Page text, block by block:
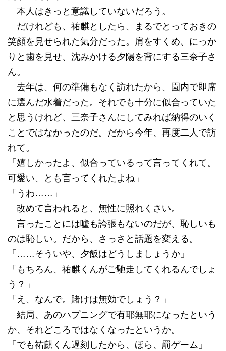
本人はきっと意識していないだろう。
だけれども、祐麒としたら、まるでとっておきの
笑顔を見せられた気分だった。肩をすくめ、にっか
りと歯を見せ、沈みかける夕陽を背にする三奈子さ
ん。
去年は、何の準備もなく訪れたから、園内で即席
に選んだ水着だった。それでも十分に似合っていた
と思うけれど、三奈子さんにしてみれば納得のいく
ことではなかったのだ。だから今年、再度二人で訪
れて。
「嬉しかったよ、似合っているって言ってくれて。
可愛い、とも言ってくれたよね」
「うわ……」
改めて言われると、無性に照れくさい。
言ったことには嘘も誇張もないのだが、恥しいも
のは恥しい。だから、さっさと話題を変える。
「……そういや、夕飯はどうしましょうか」
「もちろん、祐麒くんがご馳走してくれるんでしょ
う？」
「え、なんで。賭けは無効でしょう？」
結局、あのハプニングで有耶無耶になったという
か、それどころではなくなったというか。
「でも祐麒くん遅刻したから、ほら、罰ゲーム」